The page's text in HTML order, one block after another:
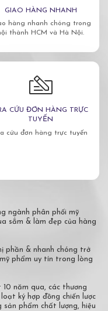
GIAO HÀNG NHANH
hàng nhanh chóng trong
thành HCM và Hà Nội.
CỨU ĐƠN HÀNG TRỰC
TUYẾN
cứu đơn hàng trực tuyến
ngành phân phối mỹ
sắm & làm đẹp của hàng
phần & nhanh chóng trở
phẩm uy tín trong lòng
năm qua, các thương
ký hợp đồng chiến lược
sản phẩm chất lượng, hiệu